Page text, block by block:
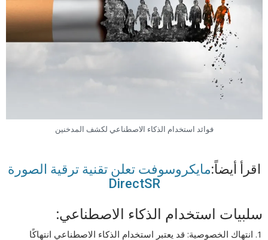
فوائد استخدام الذكاء الاصطناعي لكشف المدخنين
اقرأ أيضاً:مايكروسوفت تعلن تقنية ترقية الصورة
DirectSR
سلبيات استخدام الذكاء الاصطناعي:
1. انتهاك الخصوصية: قد يعتبر استخدام الذكاء الاصطناعي انتهاكًا